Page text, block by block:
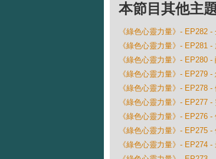
本節目其他主
《綠色心靈力量》- EP282
《綠色心靈力量》- EP281
《綠色心靈力量》- EP280
《綠色心靈力量》- EP279
《綠色心靈力量》- EP278 -
《綠色心靈力量》- EP277
《綠色心靈力量》- EP276
《綠色心靈力量》- EP275
《綠色心靈力量》- EP274